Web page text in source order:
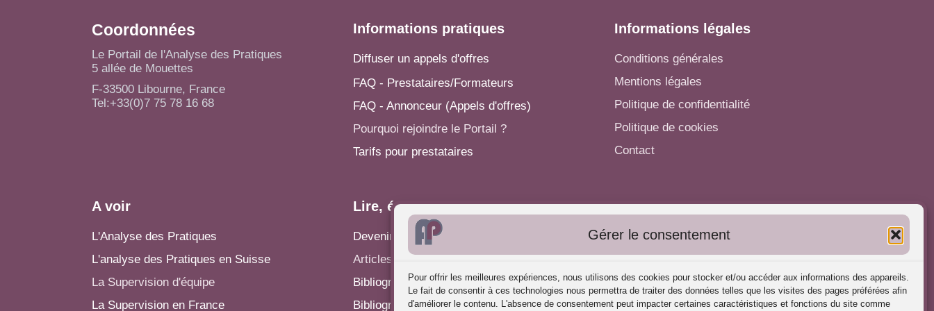
Gérer le consentement
Pour offrir les meilleures expériences, nous utilisons des cookies pour stocker et/ou accéder aux informations des appareils.
Le fait de consentir à ces technologies nous permettra de traiter des données telles que les visites des pages préférées afin
d'améliorer le contenu. L'absence de consentement peut impacter certaines caractéristiques et fonctions du site comme
Coordonnées
Le Portail de l'Analyse des Pratiques
5 allée de Mouettes
F-33500 Libourne, France
Tel:+33(0)7 75 78 16 68
Informations pratiques
Diffuser un appels d'offres
FAQ - Prestataires/Formateurs
FAQ - Annonceur (Appels d'offres)
Pourquoi rejoindre le Portail ?
Tarifs pour prestataires
Informations légales
Conditions générales
Mentions légales
Politique de confidentialité
Politique de cookies
Contact
A voir
L'Analyse des Pratiques
L'analyse des Pratiques en Suisse
La Supervision d'équipe
La Supervision en France
Lire, écrire...
Devenir rédacteur
Articles - Actualités
Bibliographie: Analyse des Pratiques
Bibliographie: Supervision
Autres informations
S'inscrire dans l'Annuaire
Charte déontologique
Références d'intervention